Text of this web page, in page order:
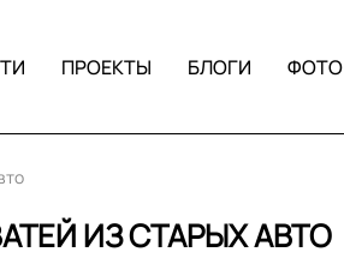
ПРОЕКТЫ БЛОГИ ФОТО
ИЗ СТАРЫХ АВТО